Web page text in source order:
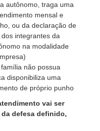
autônomo, traga uma
mensal e
ou da declaração de
integrantes da
na modalidade
não possua
disponibiliza uma
de próprio punho
vai ser
defesa definido,